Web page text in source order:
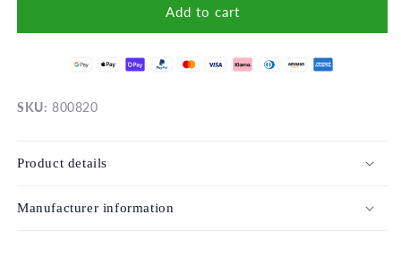
Riess
Add to cart
SKU: 800820
Product details
Manufacturer information